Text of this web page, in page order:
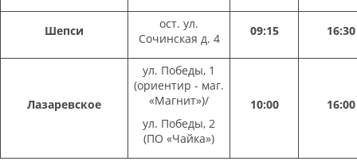
Шепси
ост. ул.
Сочинская д. 4
09:15 16:30
Лазаревское
ул. Победы, 1
(ориентир - маг.
«Магнит»)/
ул. Победы, 2
(ПО «Чайка»)
10:00 16:00